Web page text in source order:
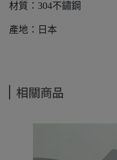
材質：304不鏽鋼
產地：日本
相關商品